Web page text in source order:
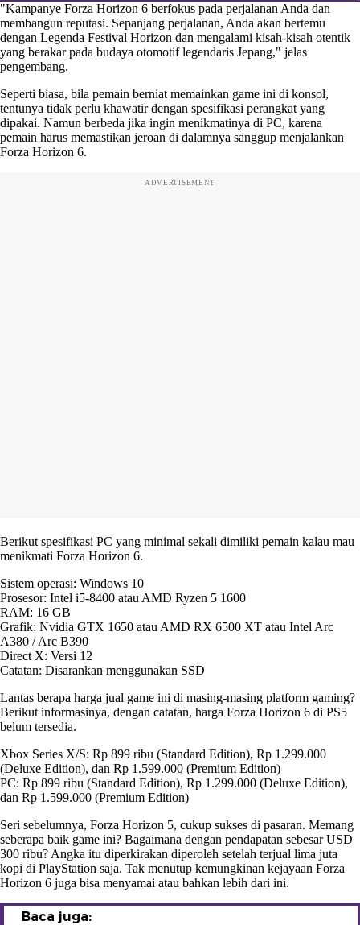
"Kampanye Forza Horizon 6 berfokus pada perjalanan Anda dan
membangun reputasi. Sepanjang perjalanan, Anda akan bertemu
dengan Legenda Festival Horizon dan mengalami kisah-kisah otentik
yang berakar pada budaya otomotif legendaris Jepang," jelas
pengembang.
Seperti biasa, bila pemain berniat memainkan game ini di konsol,
tentunya tidak perlu khawatir dengan spesifikasi perangkat yang
dipakai. Namun berbeda jika ingin menikmatinya di PC, karena
pemain harus memastikan jeroan di dalamnya sanggup menjalankan
Forza Horizon 6.
ADVERTISEMENT
Berikut spesifikasi PC yang minimal sekali dimiliki pemain kalau mau
menikmati Forza Horizon 6.
Sistem operasi: Windows 10
Prosesor: Intel i5-8400 atau AMD Ryzen 5 1600
RAM: 16 GB
Grafik: Nvidia GTX 1650 atau AMD RX 6500 XT atau Intel Arc
A380 / Arc B390
Direct X: Versi 12
Catatan: Disarankan menggunakan SSD
Lantas berapa harga jual game ini di masing-masing platform gaming?
Berikut informasinya, dengan catatan, harga Forza Horizon 6 di PS5
belum tersedia.
Xbox Series X/S: Rp 899 ribu (Standard Edition), Rp 1.299.000
(Deluxe Edition), dan Rp 1.599.000 (Premium Edition)
PC: Rp 899 ribu (Standard Edition), Rp 1.299.000 (Deluxe Edition),
dan Rp 1.599.000 (Premium Edition)
Seri sebelumnya, Forza Horizon 5, cukup sukses di pasaran. Memang
seberapa baik game ini? Bagaimana dengan pendapatan sebesar USD
300 ribu? Angka itu diperkirakan diperoleh setelah terjual lima juta
kopi di PlayStation saja. Tak menutup kemungkinan kejayaan Forza
Horizon 6 juga bisa menyamai atau bahkan lebih dari ini.
Baca juga: